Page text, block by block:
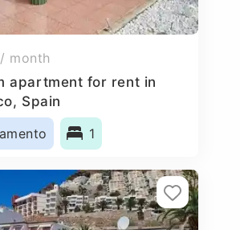
/ month
apartment for rent in
Spain
1